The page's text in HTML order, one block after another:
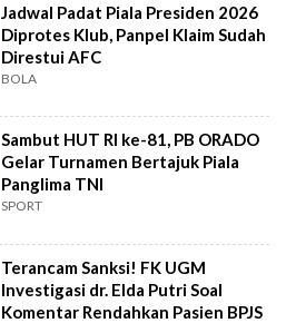
Jadwal Padat Piala Presiden 2026
Diprotes Klub, Panpel Klaim Sudah
Direstui AFC
BOLA
Sambut HUT RI ke-81, PB ORADO
Gelar Turnamen Bertajuk Piala
Panglima TNI
SPORT
Terancam Sanksi! FK UGM
Investigasi dr. Elda Putri Soal
Komentar Rendahkan Pasien BPJS